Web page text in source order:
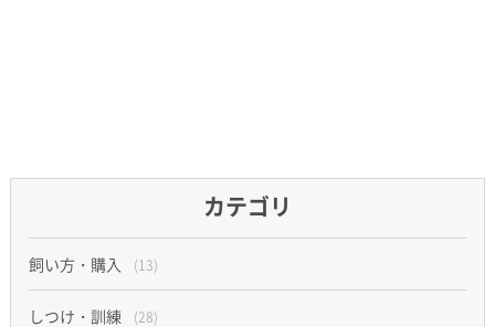
カテゴリ
飼い方・購入 (13)
しつけ・訓練 (28)